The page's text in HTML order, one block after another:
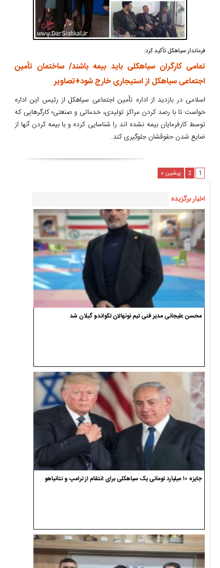
فرماندار سیاهکل تأکید کرد:
تمامی کارگران سیاهکلی باید بیمه باشند/ ساختمان تأمین
اجتماعی سیاهکل از استیجاری خارج شود+تصاویر
اسلامی در بازدید از اداره تأمین اجتماعی سیاهکل از رئیس این اداره
خواست تا با رصد کردن مراکز تولیدی، خدماتی و صنعتی؛ کارگرهایی که
توسط کارفرمایان بیمه نشده اند را شناسایی کرده و با بیمه کردن آنها از
ضایع شدن حقوقشان جلوگیری کند.
1
2 پیشین »
اخبار برگزیده
محسن علیجانی مدیر فنی تیم نونهالان تکواندو گیلان شد
جایزه ۱۰ میلیارد تومانی یک سیاهکلی برای انتقام از ترامپ و نتانیاهو